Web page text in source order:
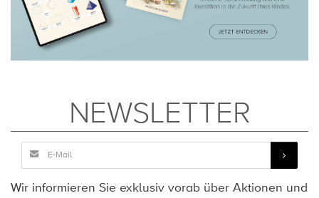
NEWSLETTER
Wir informieren Sie exklusiv vorab über Aktionen und